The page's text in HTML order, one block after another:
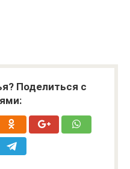
Поделиться с